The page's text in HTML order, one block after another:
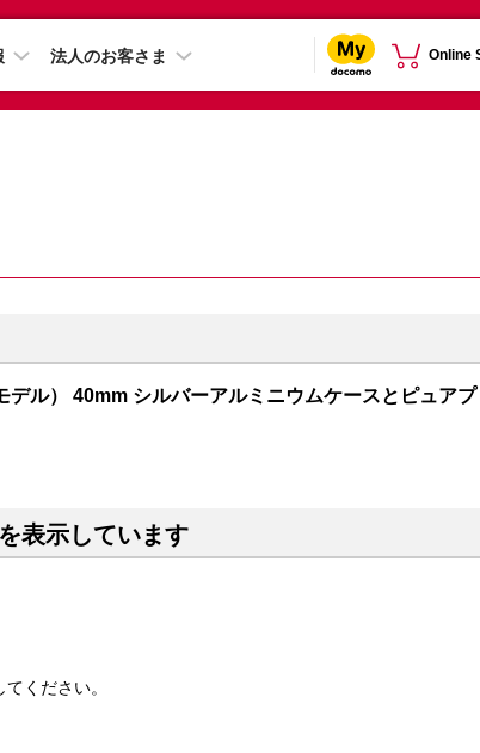
法人のお客さま Online
ル） 40mm シルバーアルミニウムケースとピュアプ
表示しています
ください。